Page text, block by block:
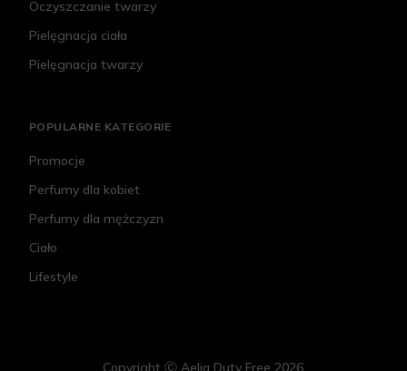
Oczyszczanie twarzy
Pielęgnacja ciała
Pielęgnacja twarzy
POPULARNE KATEGORIE
Promocje
Perfumy dla kobiet
Perfumy dla mężczyzn
Ciało
Lifestyle
Copyright Ⓒ Aelia Duty Free 2026